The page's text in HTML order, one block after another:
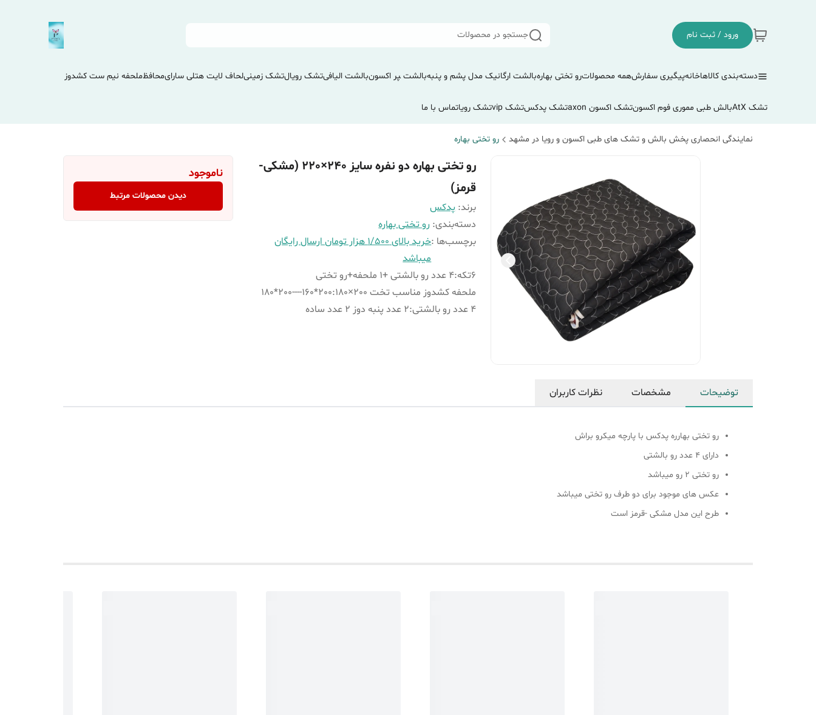
ورود / ثبت نام جستجو در محصولات
دسته‌بندی کالاهاخانهپیگیری سفارشهمه محصولاترو تختی بهارهبالشت ارگانیک مدل پشم و پنبهبالشت ‍‍‍پر اکسونبالشت الیافیتشک رویالتشک زمینیلحاف لایت هتلی سارایمحافظملحفه نیم ست کشدوز
تشک AtX بالش طبی مموری فوم اکسونتشک اکسون axon تشک پدکستشک vip تشک رویاتماس با ما
نمایندگی انحصاری پخش بالش و تشک های طبی اکسون و رویا در مشهد رو تختی بهاره
رو تختی بهاره دو نفره سایز 240×220 (مشکی-
قرمز)
برند: پدکس
دسته‌بندی: رو تختی بهاره
برچسب‌ها :
خرید بالای 1/500 هزار تومان ارسال رایگان
میباشد
6تکه
:4 عدد رو بالشتی +1 ملحفه+رو تختی
ملحفه کشدوز مناسب تخت 200×180
:
200*160----200*180
4 عدد رو بالشتی
:2 عدد پنبه دوز 2 عدد ساده
ناموجود
دیدن محصولات مرتبط
توضیحات مشخصات نظرات کاربران
رو تختی بهارره پدکس با پارچه میکرو براش
دارای 4 عدد رو بالشتی
رو تختی 2 رو میباشد
عکس های موجود برای دو طرف رو تختی میباشد
طرح این مدل مشکی -قرمز است